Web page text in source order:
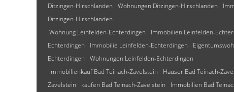
Ditzingen-Hirschlanden
Wohnungen Ditzingen-Hirschlanden
Ditzingen-Hirschlanden
Wohnung Leinfelden-Echterdingen
Immobilien Leinfelden-
Echterdingen
Immobilie Leinfelden-Echterdingen
Echterdingen
Wohnungen Leinfelden-Echterdingen
Immobilienkauf Bad Teinach-Zavelstein
Häuser Bad Teinach-
Zavelstein
kaufen Bad Teinach-Zavelstein Immobilien Bad